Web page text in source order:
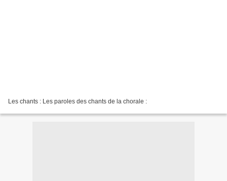
Les chants : Les paroles des chants de la chorale :